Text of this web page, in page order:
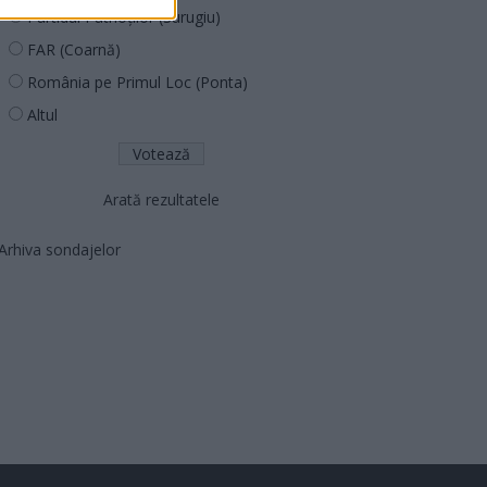
Partidul Patrioților (Surugiu)
FAR (Coarnă)
România pe Primul Loc (Ponta)
Altul
Arată rezultatele
sondajelor